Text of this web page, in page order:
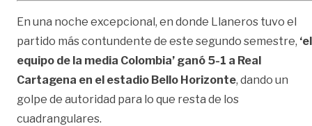
En una noche excepcional, en donde Llaneros tuvo el
partido más contundente de este segundo semestre, ‘el
equipo de la media Colombia’ ganó 5-1 a Real
Cartagena en el estadio Bello Horizonte, dando un
golpe de autoridad para lo que resta de los
cuadrangulares.